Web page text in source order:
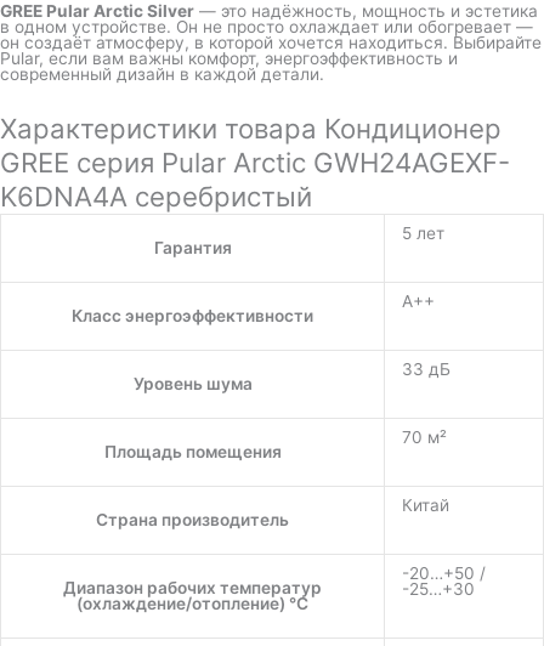
GREE Pular Arctic Silver — это надёжность, мощность и эстетика
в одном устройстве. Он не просто охлаждает или обогревает —
он создаёт атмосферу, в которой хочется находиться. Выбирайте
Pular, если вам важны комфорт, энергоэффективность и
современный дизайн в каждой детали.
Характеристики товара Кондиционер
GREE серия Pular Arctic GWH24AGEXF-
K6DNA4A серебристый
Гарантия
5 лет
Класс энергоэффективности
A++
Уровень шума
33 дБ
Площадь помещения
70 м²
Страна производитель
Китай
Диапазон рабочих температур
(охлаждение/отопление) °C
-20…+50 /
-25…+30